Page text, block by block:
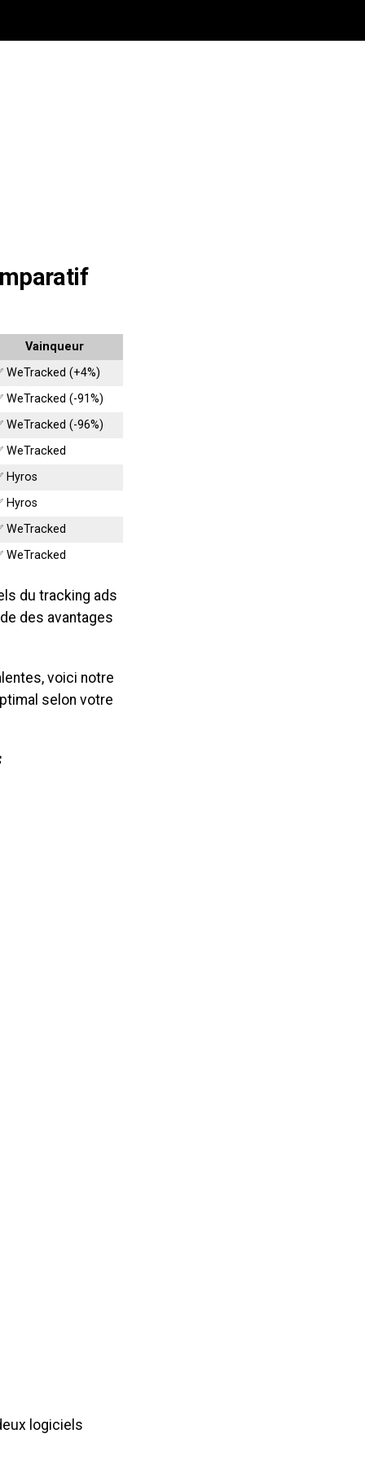
Vainqueur
WeTracked (+4%)
WeTracked (-91%)
WeTracked (-96%)
WeTracked
Hyros
Hyros
WeTracked
WeTracked
du tracking ads
des avantages
voici notre
selon votre
logiciels